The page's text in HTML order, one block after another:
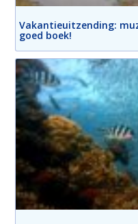
Vakantieuitzending:
goed boek!